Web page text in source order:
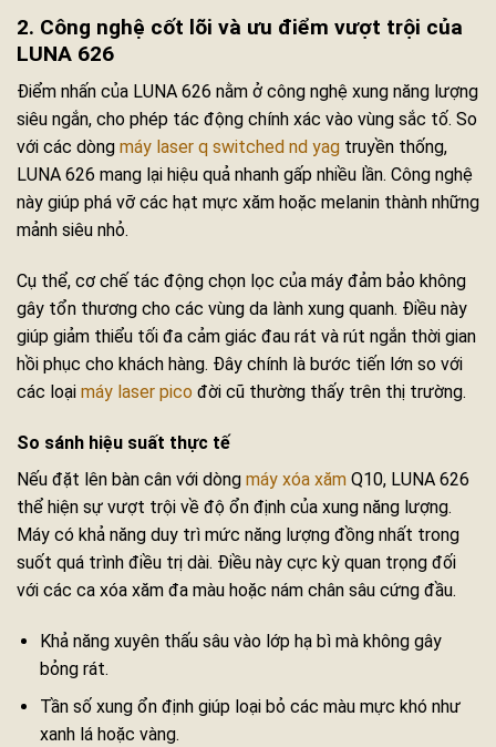
2. Công nghệ cốt lõi và ưu điểm vượt trội của
LUNA 626
Điểm nhấn của LUNA 626 nằm ở công nghệ xung năng lượng
siêu ngắn, cho phép tác động chính xác vào vùng sắc tố. So
với các dòng máy laser q switched nd yag truyền thống,
LUNA 626 mang lại hiệu quả nhanh gấp nhiều lần. Công nghệ
này giúp phá vỡ các hạt mực xăm hoặc melanin thành những
mảnh siêu nhỏ.
Cụ thể, cơ chế tác động chọn lọc của máy đảm bảo không
gây tổn thương cho các vùng da lành xung quanh. Điều này
giúp giảm thiểu tối đa cảm giác đau rát và rút ngắn thời gian
hồi phục cho khách hàng. Đây chính là bước tiến lớn so với
các loại máy laser pico đời cũ thường thấy trên thị trường.
So sánh hiệu suất thực tế
Nếu đặt lên bàn cân với dòng máy xóa xăm Q10, LUNA 626
thể hiện sự vượt trội về độ ổn định của xung năng lượng.
Máy có khả năng duy trì mức năng lượng đồng nhất trong
suốt quá trình điều trị dài. Điều này cực kỳ quan trọng đối
với các ca xóa xăm đa màu hoặc nám chân sâu cứng đầu.
Khả năng xuyên thấu sâu vào lớp hạ bì mà không gây
bỏng rát.
Tần số xung ổn định giúp loại bỏ các màu mực khó như
xanh lá hoặc vàng.